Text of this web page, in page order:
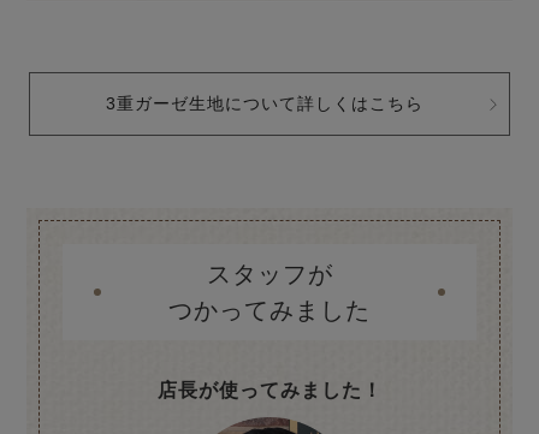
3重ガーゼ生地について詳しくはこちら
スタッフが
つかってみました
店長が使ってみました！